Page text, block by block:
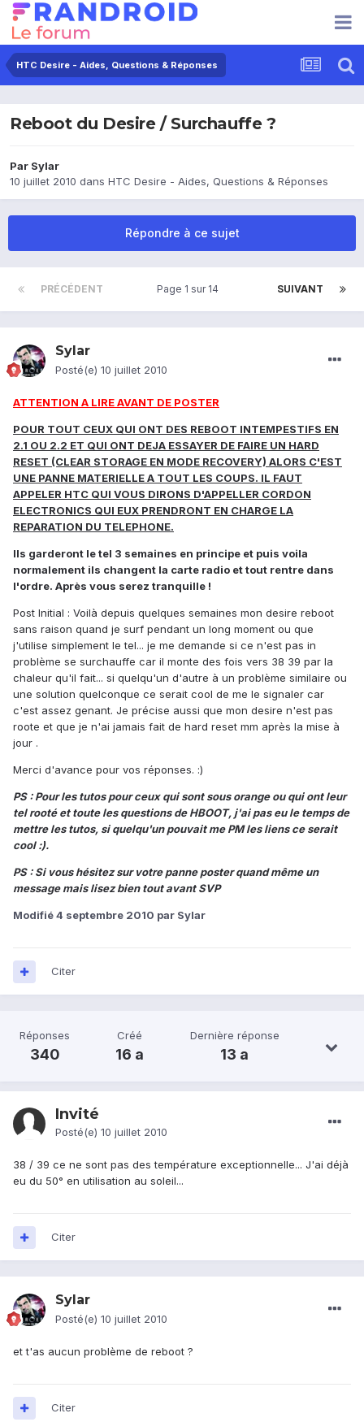
HTC Desire - Aides, Questions & Réponses
Reboot du Desire / Surchauffe ?
Par Sylar
10 juillet 2010 dans HTC Desire - Aides, Questions & Réponses
Répondre à ce sujet
PRÉCÉDENT SUIVANT
Page 1 sur 14
Sylar
Posté(e) 10 juillet 2010
ATTENTION A LIRE AVANT DE POSTER
POUR TOUT CEUX QUI ONT DES REBOOT INTEMPESTIFS EN
2.1 OU 2.2 ET QUI ONT DEJA ESSAYER DE FAIRE UN HARD
RESET (CLEAR STORAGE EN MODE RECOVERY) ALORS C'EST
UNE PANNE MATERIELLE A TOUT LES COUPS. IL FAUT
APPELER HTC QUI VOUS DIRONS D'APPELLER CORDON
ELECTRONICS QUI EUX PRENDRONT EN CHARGE LA
REPARATION DU TELEPHONE.
Ils garderont le tel 3 semaines en principe et puis voila
normalement ils changent la carte radio et tout rentre dans
l'ordre. Après vous serez tranquille !
Post Initial : Voilà depuis quelques semaines mon desire reboot
sans raison quand je surf pendant un long moment ou que
j'utilise simplement le tel... je me demande si ce n'est pas in
problème se surchauffe car il monte des fois vers 38 39 par la
chaleur qu'il fait... si quelqu'un d'autre à un problème similaire ou
une solution quelconque ce serait cool de me le signaler car
c'est assez genant. Je précise aussi que mon desire n'est pas
roote et que je n'ai jamais fait de hard reset mm après la mise à
jour .
Merci d'avance pour vos réponses. :)
PS : Pour les tutos pour ceux qui sont sous orange ou qui ont leur
tel rooté et toute les questions de HBOOT, j'ai pas eu le temps de
mettre les tutos, si quelqu'un pouvait me PM les liens ce serait
cool :).
PS : Si vous hésitez sur votre panne poster quand même un
message mais lisez bien tout avant SVP
Modifié4 septembre 2010 par Sylar
Citer
Réponses
340
Créé
16 a
Dernière réponse
13 a
Invité
Posté(e) 10 juillet 2010
38 / 39 ce ne sont pas des température exceptionnelle... J'ai déjà
eu du 50° en utilisation au soleil...
Citer
Sylar
Posté(e) 10 juillet 2010
et t'as aucun problème de reboot ?
Citer